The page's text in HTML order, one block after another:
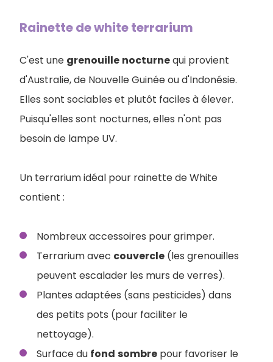
Rainette de white terrarium
C'est une grenouille nocturnequi provient
d'Australie, de Nouvelle Guinée ou d'Indonésie.
Elles sont sociables et plutôt faciles à élever.
Puisqu'elles sont nocturnes, elles n'ont pas
besoin de lampe UV.
Un terrarium idéal pour rainette de White
contient :
Nombreux accessoires pour grimper.
Terrarium avec couvercle (les grenouilles
peuvent escalader les murs de verres).
Plantes adaptées (sans pesticides) dans
des petits pots (pour faciliter le
nettoyage).
Surface du fond sombre pour favoriser le